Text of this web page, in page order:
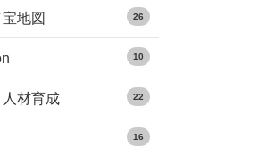
地図 26
10
材育成 22
16